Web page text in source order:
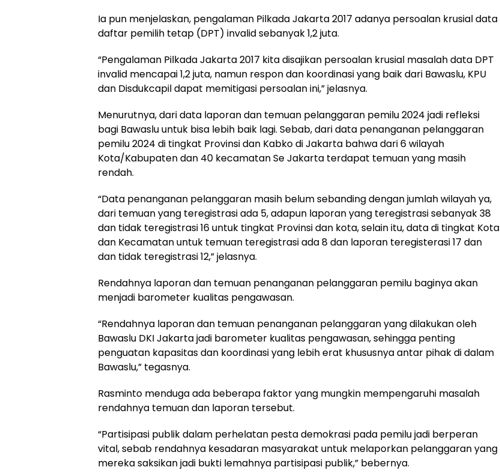
Ia pun menjelaskan, pengalaman Pilkada Jakarta 2017 adanya persoalan krusial data
daftar pemilih tetap (DPT) invalid sebanyak 1,2 juta.
“Pengalaman Pilkada Jakarta 2017 kita disajikan persoalan krusial masalah data DPT
invalid mencapai 1,2 juta, namun respon dan koordinasi yang baik dari Bawaslu, KPU
dan Disdukcapil dapat memitigasi persoalan ini,” jelasnya.
Menurutnya, dari data laporan dan temuan pelanggaran pemilu 2024 jadi refleksi
bagi Bawaslu untuk bisa lebih baik lagi. Sebab, dari data penanganan pelanggaran
pemilu 2024 di tingkat Provinsi dan Kabko di Jakarta bahwa dari 6 wilayah
Kota/Kabupaten dan 40 kecamatan Se Jakarta terdapat temuan yang masih
rendah.
“Data penanganan pelanggaran masih belum sebanding dengan jumlah wilayah ya,
dari temuan yang teregistrasi ada 5, adapun laporan yang teregistrasi sebanyak 38
dan tidak teregistrasi 16 untuk tingkat Provinsi dan kota, selain itu, data di tingkat Kota
dan Kecamatan untuk temuan teregistrasi ada 8 dan laporan teregisterasi 17 dan
dan tidak teregistrasi 12,” jelasnya.
Rendahnya laporan dan temuan penanganan pelanggaran pemilu baginya akan
menjadi barometer kualitas pengawasan.
“Rendahnya laporan dan temuan penanganan pelanggaran yang dilakukan oleh
Bawaslu DKI Jakarta jadi barometer kualitas pengawasan, sehingga penting
penguatan kapasitas dan koordinasi yang lebih erat khususnya antar pihak di dalam
Bawaslu,” tegasnya.
Rasminto menduga ada beberapa faktor yang mungkin mempengaruhi masalah
rendahnya temuan dan laporan tersebut.
“Partisipasi publik dalam perhelatan pesta demokrasi pada pemilu jadi berperan
vital, sebab rendahnya kesadaran masyarakat untuk melaporkan pelanggaran yang
mereka saksikan jadi bukti lemahnya partisipasi publik,” bebernya.